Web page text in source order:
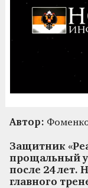
Автор:
Защитник
прощальный
после 24 лет.
главного